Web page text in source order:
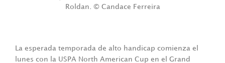
Roldan. © Candace Ferreira
La esperada temporada de alto handicap comienza el
lunes con la USPA North American Cup en el Grand